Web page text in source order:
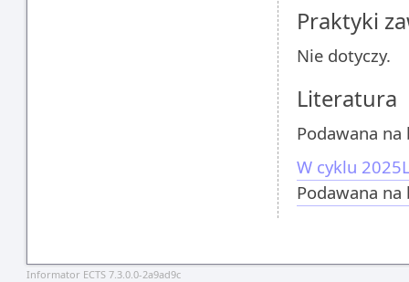
Praktyki
Nie dotyczy.
Literatura
Podawana na
W cyklu
Podawana na
Informator ECTS 7.3.0.0-2a9ad9c